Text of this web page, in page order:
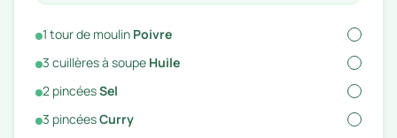
1 tour de moulin Poivre
3 cuillères à soupe Huile
2 pincéesSel
3 pincéesCurry